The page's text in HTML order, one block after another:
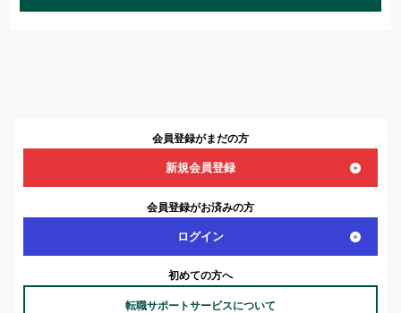
会員登録がまだの方
新規会員登録
会員登録がお済みの方
ログイン
初めての方へ
転職サポートサービスについて